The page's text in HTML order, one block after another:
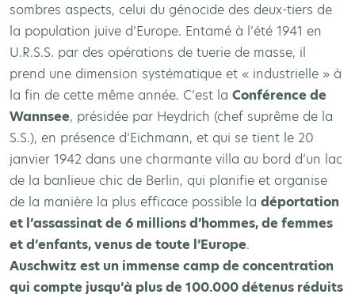
sombres aspects, celui du génocide des deux-tiers de
la population juive d’Europe. Entamé à l’été 1941 en
U.R.S.S. par des opérations de tuerie de masse, il
prend une dimension systématique et « industrielle » à
la fin de cette même année. C’est la Conférence de
Wannsee, présidée par Heydrich (chef suprême de la
S.S.), en présence d’Eichmann, et qui se tient le 20
janvier 1942 dans une charmante villa au bord d’un lac
de la banlieue chic de Berlin, qui planifie et organise
de la manière la plus efficace possible la déportation
et l’assassinat de 6 millions d’hommes, de femmes
et d’enfants, venus de toute l’Europe.
Auschwitz est un immense camp de concentration
qui compte jusqu’à plus de 100.000 détenus réduits